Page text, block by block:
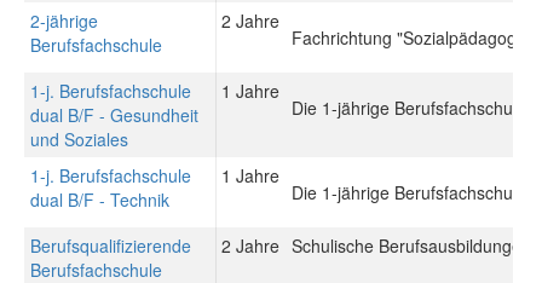
2-jährige
Berufsfachschule
2 Jahre
Fachrichtung "Sozialpädagogik"
1-j. Berufsfachschule
dual B/F - Gesundheit
und Soziales
1 Jahre
Die 1-jährige Berufsfachschule
1-j. Berufsfachschule
dual B/F - Technik
1 Jahre
Die 1-jährige Berufsfachschule
Berufsqualifizierende
Berufsfachschule
2 Jahre Schulische